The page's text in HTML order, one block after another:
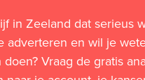
in Zeeland dat serieus
adverteren en wil je
Vraag de gratis